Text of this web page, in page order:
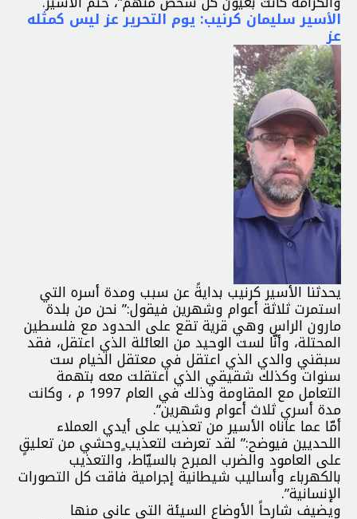
الأسير سليمان كرنيب: يوم التحرير عز ليس كمثله
عز
يحدثنا الأسير كرنيب بدايةً عن سبب ومدة أسره التي
استمرت ثلاثة أعوام وشهرين فيقول:” نحن من بلدة
مارون الراس وهي قرية تقع على الحدود مع فلسطين
المحتلة، وأنّا لست الوحيد من العائلة الذي اعتقل، فقد
سبقني والدي الذي اعتقل في معتقل الخيام ست
سنوات وكذلك شقيقي الذي اعتقلت معه بتهمة
التعامل مع المقاومة وذلك في العام 1997 م ، وكانت
مدة أسري ثلاث أعوام وشهرين”.
أمّا عما عاناه الأسير من تعذيب على أيدي العملاء
اللحديين فيوضح:” لقد تعرضت لتعذيب ٍوحشي من تعليقٍ
على العامود والضرب المبرح بالسيّاط، والتعذيب
بالكهرباء وأساليب شيطانية إجرامية فاقت كل التصورات
الإنسانية”.
ويضيف شارحاً الأوضاع السيئة التي عانى منها